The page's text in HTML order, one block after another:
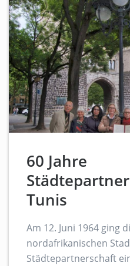
60 Jahre
Tunis
Am 12. Juni 1964 ging
nordafrikanischen
Städtepartnerschaft